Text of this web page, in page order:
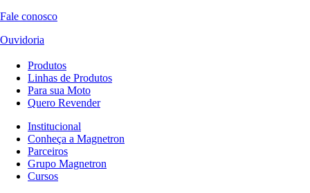
Fale conosco
Ouvidoria
Produtos
Linhas de Produtos
Para sua Moto
Quero Revender
Institucional
Conheça a Magnetron
Parceiros
Grupo Magnetron
Cursos